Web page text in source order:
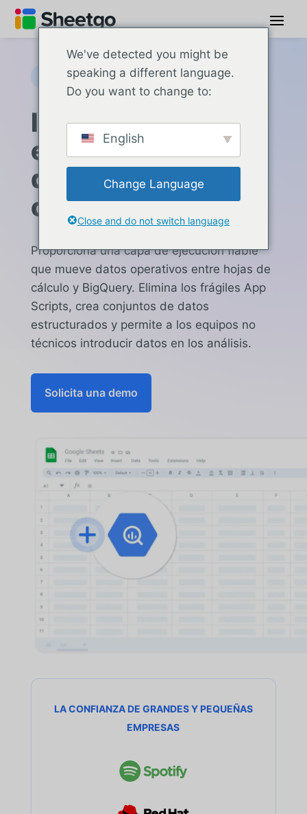
Integración de BigQuery
Integre BigQuery
en su canal de
datos de hojas de
cálculo
Proporciona una capa de ejecución fiable
que mueve datos operativos entre hojas de
cálculo y BigQuery. Elimina los frágiles App
Scripts, crea conjuntos de datos
estructurados y permite a los equipos no
técnicos introducir datos en los análisis.
Solicita una demo
LA CONFIANZA DE GRANDES Y PEQUEÑAS
EMPRESAS
We've detected you might be
speaking a different language.
Do you want to change to:
English
Change Language
Close and do not switch language